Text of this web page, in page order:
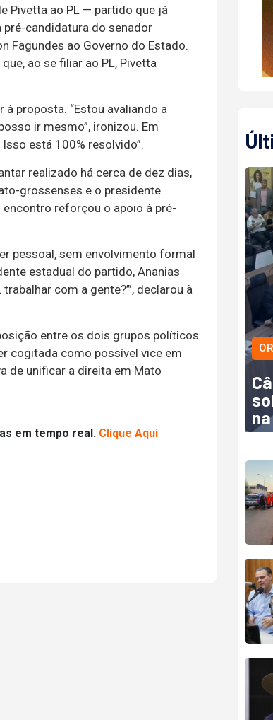
Pivetta ao PL — partido que já
pré-candidatura do senador
Fagundes ao Governo do Estado.
ao se filiar ao PL, Pivetta
proposta. “Estou avaliando a
ir mesmo”, ironizou. Em
está 100% resolvido”.
realizado há cerca de dez dias,
grossenses e o presidente
encontro reforçou o apoio à pré-
pessoal, sem envolvimento formal
estadual do partido, Ananias
com a gente?’”, declarou à
entre os dois grupos políticos.
cogitada como possível vice em
de unificar a direita em Mato
em tempo real. Clique Aqui